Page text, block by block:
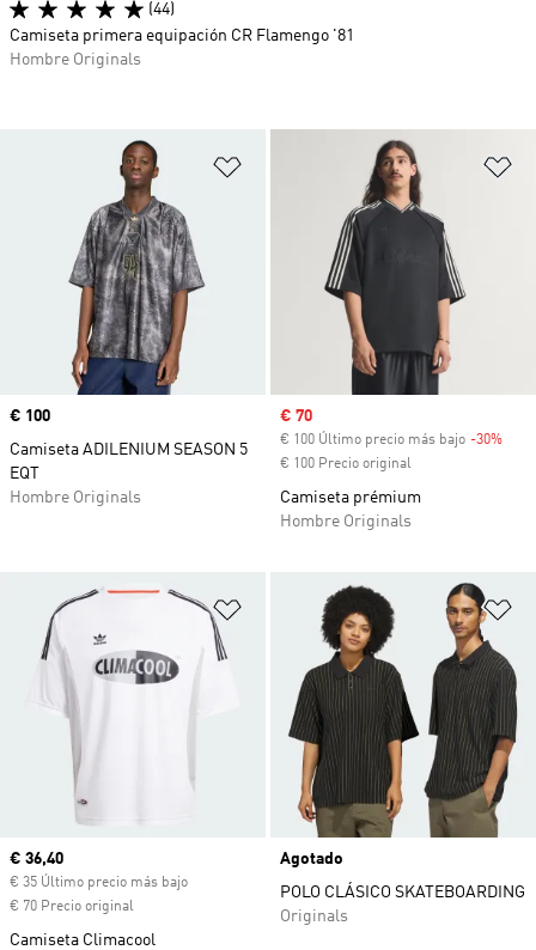
Añadir a la lista de deseos
Precio
€ 100
Camiseta ADILENIUM SEASON 5
EQT
Hombre Originals
Precio de venta
€ 70
€ 100 Último precio más bajo -30%
€ 100 Precio original
Camiseta prémium
Hombre Originals
Añadir a la lista de deseos
Precio actual
€ 36,40
€ 35 Último precio más bajo
€ 70 Precio original
Camiseta Climacool
Agotado
POLO CLÁSICO SKATEBOARDING
Originals
(44)
Camiseta primera equipación CR Flamengo '81
Hombre Originals